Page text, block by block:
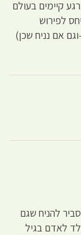
קיימים בעולם
לפירוש
אם נניח שכן)
לא ידע מות טבעי מהו. אביו מת בגיל 930 וסביר להניח שגם
לאדם בגיל